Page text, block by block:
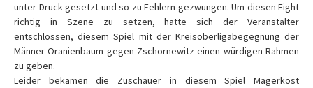
unter Druck gesetzt und so zu Fehlern gezwungen. Um diesen Fight
richtig in Szene zu setzen, hatte sich der Veranstalter
entschlossen, diesem Spiel mit der Kreisoberligabegegnung der
Männer Oranienbaum gegen Zschornewitz einen würdigen Rahmen
zu geben.
Leider bekamen die Zuschauer in diesem Spiel Magerkost